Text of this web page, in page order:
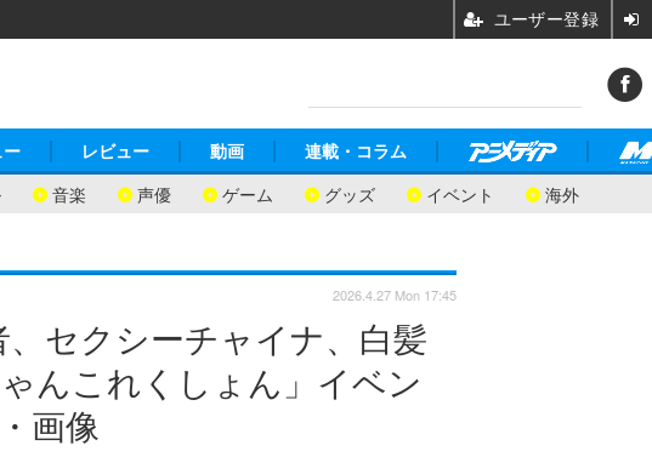
音楽 声優 ゲーム グッズ イベント 海外
ー レビュー 動画 連載・コラム
セクシーチャイナ、白髪
んこれくしょん」イベン
画像
2026.4.27 Mon 17:45
ユーザー登録